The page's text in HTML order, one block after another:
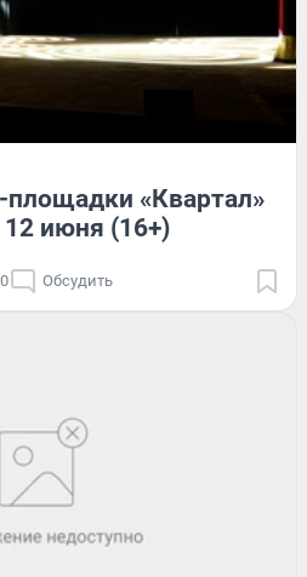
площадки «Квартал»
12 июня (16+)
Обсудить